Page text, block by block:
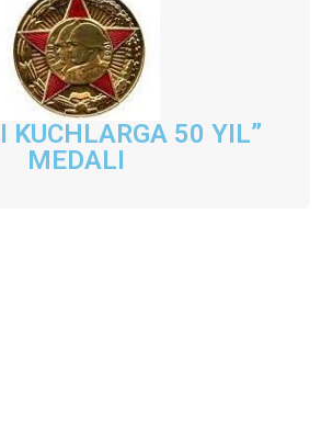
KUCHLARGA 50 YIL”
MEDALI